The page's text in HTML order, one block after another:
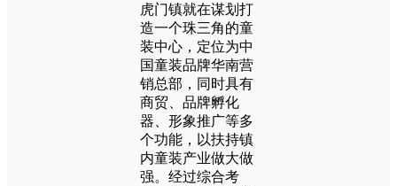
虎门镇就在谋划打
造一个珠三角的童
装中心，定位为中
国童装品牌华南营
销总部，同时具有
商贸、品牌孵化
器、形象推广等多
个功能，以扶持镇
内童装产业做大做
强。经过综合考